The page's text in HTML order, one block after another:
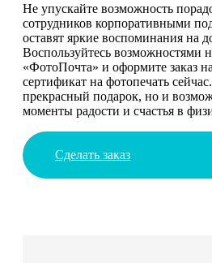
Не упускайте возможность
сотрудников корпоративными
оставят яркие воспоминания на
Воспользуйтесь возможностями
«ФотоПочта» и оформите заказ
сертификат на фотопечать
прекрасный подарок, но и
моменты радости и счастья в
Сделать заказ